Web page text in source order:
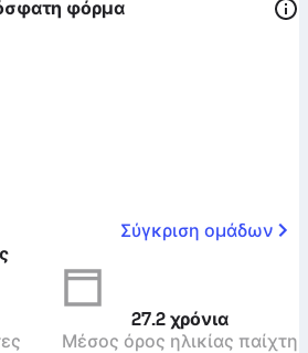
φόρμα
Σύγκριση ομάδων
27.2 χρόνια
Μέσος όρος ηλικίας παίχτη